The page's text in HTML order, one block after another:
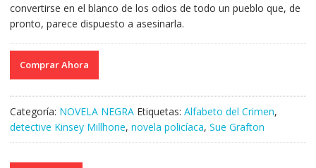
convertirse en el blanco de los odios de todo un pueblo que, de
pronto, parece dispuesto a asesinarla.
Comprar Ahora
Categoría: NOVELA NEGRA Etiquetas: Alfabeto del Crimen,
detective Kinsey Millhone, novela policíaca, Sue Grafton